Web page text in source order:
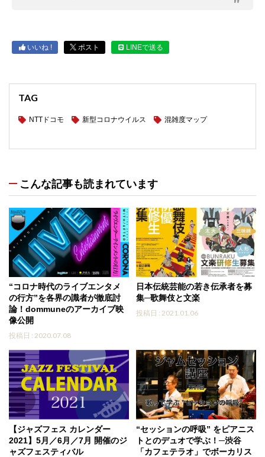
いいね ! ポスト LINEで送る
TAG
NTTドコモ 新型コロナウイルス 混雑度マップ
こんな記事も読まれています
“コロナ時代のライブエンタメ
の行方”を各界の識者が徹底討
論！dommuneのアーカイブ映
像公開
投稿日 : 2020.07.08
日本伝統芸能の若き伝承者を募
集─歌舞伎と文楽
投稿日 : 2021.01.06
【ジャズフェス カレンダー
2021】5月／6月／7月 開催のジ
ャズフェスティバル
“セッションの呼吸” をピアニス
トとのデュオで学ぶ！─渋谷
「カフェテラオ」でボーカリス